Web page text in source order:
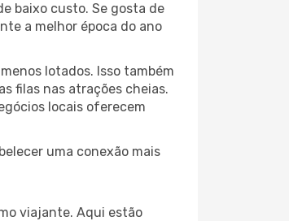
baixo custo. Se gosta de
a melhor época do ano
lotados. Isso também
filas nas atrações cheias.
locais oferecem
uma conexão mais
viajante. Aqui estão